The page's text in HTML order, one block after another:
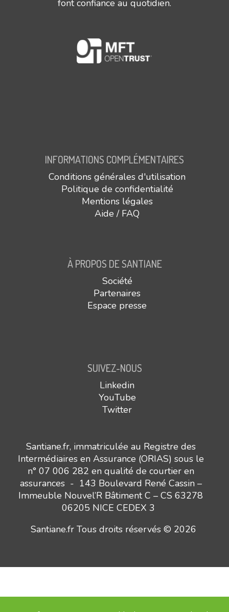
font confiance au quotidien.
INFORMATIONS COMPLÉMENTAIRES
Conditions générales d'utilisation
Politique de confidentialité
Mentions légales
Aide / FAQ
À PROPOS DE SANTIANE
Société
Partenaires
Espace presse
SUIVEZ-NOUS
Linkedin
YouTube
Twitter
Santiane.fr, immatriculée au Registre des
Intermédiaires en Assurance (ORIAS) sous le
n° 07 006 282 en qualité de courtier en
assurances - 143 Boulevard René Cassin –
Immeuble Nouvel’R Bâtiment C – CS 63278
06205 NICE CEDEX 3
Santiane.fr Tous droits réservés © 2026